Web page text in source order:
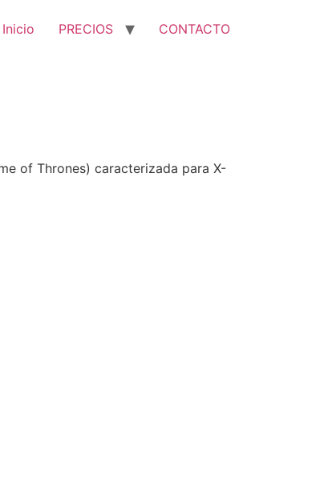
Inicio PRECIOS CONTACTO
of Thrones) caracterizada para X-